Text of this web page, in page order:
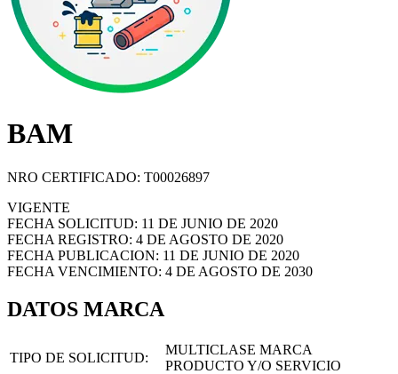
BAM
NRO CERTIFICADO: T00026897
VIGENTE
FECHA SOLICITUD: 11 DE JUNIO DE 2020
FECHA REGISTRO: 4 DE AGOSTO DE 2020
FECHA PUBLICACION: 11 DE JUNIO DE 2020
FECHA VENCIMIENTO: 4 DE AGOSTO DE 2030
DATOS MARCA
TIPO DE SOLICITUD:
MULTICLASE MARCA
PRODUCTO Y/O SERVICIO